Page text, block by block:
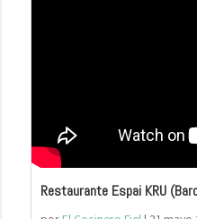
Restaurante Espai KRU